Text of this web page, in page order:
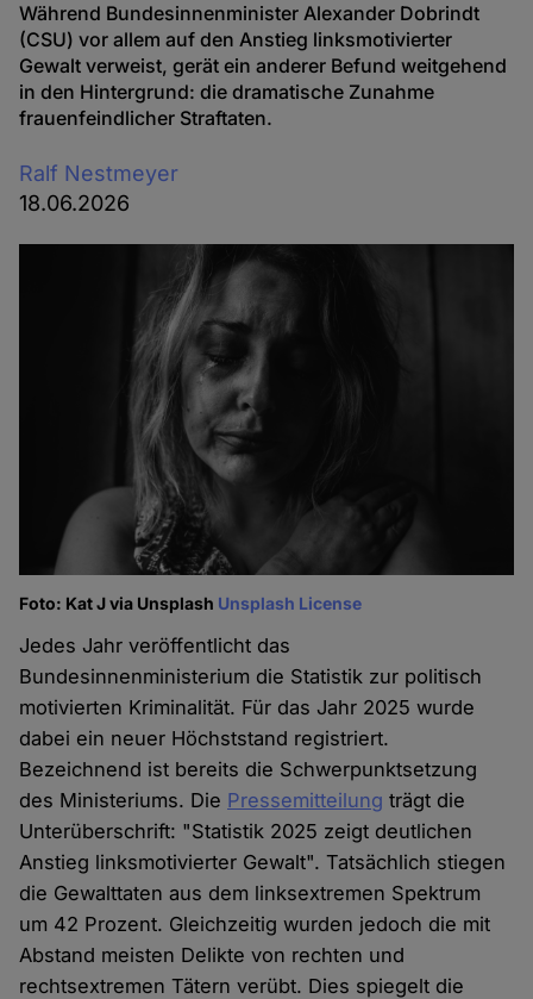
Während Bundesinnenminister Alexander Dobrindt
(CSU) vor allem auf den Anstieg linksmotivierter
Gewalt verweist, gerät ein anderer Befund weitgehend
in den Hintergrund: die dramatische Zunahme
frauenfeindlicher Straftaten.
Ralf Nestmeyer
18.06.2026
Foto: Kat J via Unsplash Unsplash License
Jedes Jahr veröffentlicht das
Bundesinnenministerium die Statistik zur politisch
motivierten Kriminalität. Für das Jahr 2025 wurde
dabei ein neuer Höchststand registriert.
Bezeichnend ist bereits die Schwerpunktsetzung
des Ministeriums. Die Pressemitteilung trägt die
Unterüberschrift: "Statistik 2025 zeigt deutlichen
Anstieg linksmotivierter Gewalt". Tatsächlich stiegen
die Gewalttaten aus dem linksextremen Spektrum
um 42 Prozent. Gleichzeitig wurden jedoch die mit
Abstand meisten Delikte von rechten und
rechtsextremen Tätern verübt. Dies spiegelt die